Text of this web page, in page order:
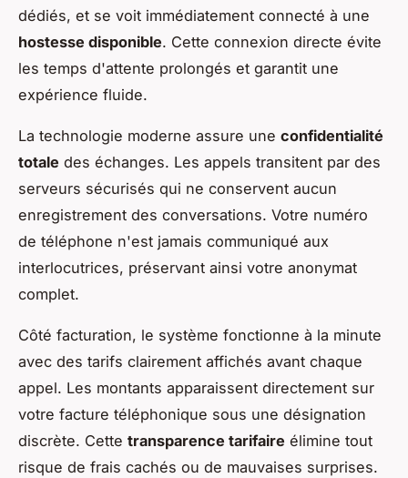
dédiés, et se voit immédiatement connecté à une
hostesse disponible. Cette connexion directe évite
les temps d'attente prolongés et garantit une
expérience fluide.
La technologie moderne assure une confidentialité
totale des échanges. Les appels transitent par des
serveurs sécurisés qui ne conservent aucun
enregistrement des conversations. Votre numéro
de téléphone n'est jamais communiqué aux
interlocutrices, préservant ainsi votre anonymat
complet.
Côté facturation, le système fonctionne à la minute
avec des tarifs clairement affichés avant chaque
appel. Les montants apparaissent directement sur
votre facture téléphonique sous une désignation
discrète. Cette transparence tarifaire élimine tout
risque de frais cachés ou de mauvaises surprises.